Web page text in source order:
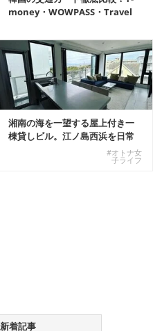
money・WOWPASS・Travel
湘南の海を一望する屋上付き一
棟貸しビル。江ノ島西浜を日常
#オトナ女
子ライフ
着記事